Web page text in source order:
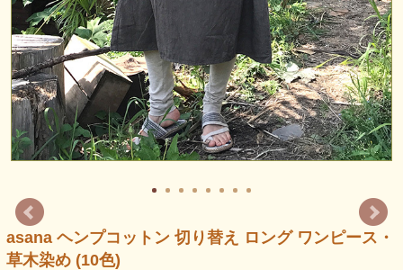
asana ヘンプコットン 切り替え ロング ワンピース・
草木染め (10色)